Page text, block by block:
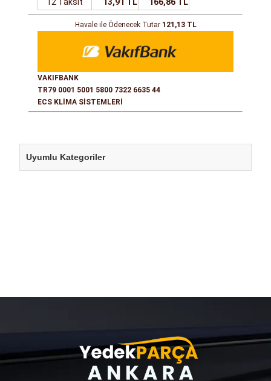
12 Taksit
13,91 TL 166,86 TL
Havale ile Ödenecek Tutar 121,13 TL
VAKIFBANK
TR79 0001 5001 5800 7322 6635 44
ECS KLİMA SİSTEMLERİ
Uyumlu Kategoriler